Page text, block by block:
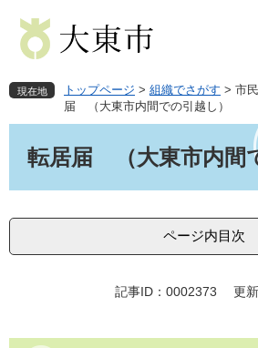
先
で
を
ば
へ
現在地 トップページ > 組織でさがす > 市
届 （大東市内間での引越し）
転居届 （大東市内間
ページ内目次
記事ID：0002373 更